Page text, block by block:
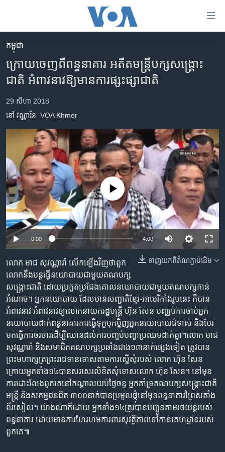
គេហទំព័រ​
ទាក់ទង
រំលង​
និង​
ទៅ​​
ទំព័រ​
ព័ត៌មាន​​
រំលង​
និង​
ចូល​
ទៅ​
ទំព័រ​
រចនា
សម្ព័ន្ធ​
រំលង​
និង​
ចូល​
ទៅ​
កាន់​
ទំព័រ​
ស្វែង​
រក
កម្ពុជា
អន្តរជាតិ
កម្ពុជាច្នៃប្រតិដ្ឋ
ព្រឹត្តិការណ៍ព័ត៌មាន
ទូរទស្សន៍ / វីដេអូ​
វិទ្យុ / ផតខាសថ៍
កម្មវិធីទាំងអស់
Khmer English
បណ្តាញ​សង្គម
ភាសា
កម្ពុជា
ក្រោយ​ចេញ​ពី​ពន្ធនាគារ​ ​អតីត​មន្រ្តី​​បក្ស​សង្គ្រោះ
ជាតិ​​ ​អំពាវនាវ​ឱ្យ​មាន​ការ​ផ្សះផ្សាជាតិ
29 សីហា 2018
នៅ វណ្ណារិន VOA Khmer
No media source currently available
0:00 4:00
ទាញ​យក​ពី​តំណភ្ជាប់​ដើម
លោក​​ មាជ សុវណ្ណារ៉ា​ ​លើក​ឡើង​វិញ​ថា​ពួក​
លោក​នឹង​បន្ត​ធ្វើ​នយោបាយ​ជាមួយ​គណបក្ស​
សង្គ្រោះជាតិ​ ​ដោយ​ប្រកួត​ប្រជែង​គោល​នយោបាយ​ជាមួយ​គណបក្ស​កាន់​
អំណាច​។​ ​​អ្នក​នយោបាយ​ ​ដែល​មាន​សញ្ជាតិ​ខ្មែរ-អាមេរិកាំង​រូប​នេះ​ ​ក៏​បាន​
អំពាវនាវ​ ​អំពាវ​នាវ​ឲ្យ​​​លោក​នាយក​រដ្ឋមន្រ្តី​ ​ហ៊ុន សែន​ ​បញ្ឈប់​ការ​ចាប់​អ្នក​
នយោបាយ​ដាក់​ពន្ធនាគារ​​ការ​ធ្វើ​ទុក្ខបុកម្និញ​អ្នក​នយោបាយ​ជំទាស់​ ​និង​បែរ​
មក​ធ្វើ​ការ​ចរចារ​​ដើម្បី​ឈាន​ដល់​ការ​បញ្ចប់​បញ្ហា​ប្រឈម​ដាក់​គ្នា។​ លោក​ ​មាជ
សុវណ្ណារ៉ា​ ​និង​​សមាជិក​គណបក្ស​ប្រឆាំង​ជាង​១៣​នាក់​ផ្សេង​ទៀត​​​​​​ ត្រូវបាន
ព្រះមហាក្សត្រព្រះរាជទានទោស​តាម​ការ​ស្នើ​សុំ​របស់​ ​លោក​ ​ហ៊ុន សែន​
ក្រោយអ្នក​ទាំង១៤​បាន​សរសេរ​លិខិត​សុំទោស​លោក​ ​ហ៊ុន សែន។​ ​នៅ​មុន​
ការ​ដោះ​លែង​ពួក​គេ​នៅ​កណ្តាល​យប់​ថ្ងៃ​ចន្ទ​ ​អ្នក​គាំទ្រ​គណបក្ស​សង្គ្រោះ​ជាតិ​ ​
មន្ត្រី​ ​និង​សកម្មជន​ជិត​ ​៣០០​នាក់​បាន​ប្រមូល​ផ្តុំ​នៅ​មុខ​ពន្ធនាគារ​ព្រៃស​តាំង​
ពីរ​សៀល។​ ​យ៉ាងណា​ក៏​ដោយ​ ​អ្នក​ទាំង​១៤​ត្រូវ​បាន​បញ្ជូន​តាម​រថយន្ត​របស់​
ពន្ធនាគារ​​ ​ដោយ​មាន​ការ​ហែរ​ហម​ការ​ពារ​សុវត្ថិភាព​ទៅ​កាន់​គេហដ្ឋាន​របស់​
ពួកគេ៕